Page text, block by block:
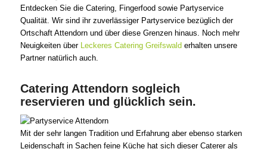
Entdecken Sie die Catering, Fingerfood sowie Partyservice
Qualität. Wir sind ihr zuverlässiger Partyservice bezüglich der
Ortschaft Attendorn und über diese Grenzen hinaus. Noch mehr
Neuigkeiten über Leckeres Catering Greifswald erhalten unsere
Partner natürlich auch.
Catering Attendorn sogleich
reservieren und glücklich sein.
Mit der sehr langen Tradition und Erfahrung aber ebenso starken
Leidenschaft in Sachen feine Küche hat sich dieser Caterer als